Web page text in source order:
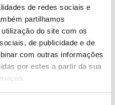
de redes sociais e
partilhamos
do site com os
de publicidade e de
com outras informações
por estes a partir da sua
ou similar